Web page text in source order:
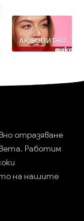
ЛЮБОПИТНО
отразяване
Работим
на нашите